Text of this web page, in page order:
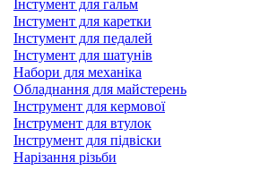
Інстумент для гальм
Інстумент для каретки
Інстумент для педалей
Інстумент для шатунів
Набори для механіка
Обладнання для майстерень
Інструмент для кермової
Інструмент для втулок
Інструмент для підвіски
Нарізання різьби